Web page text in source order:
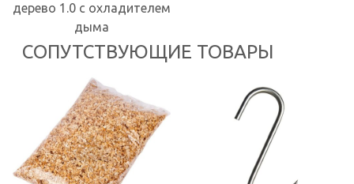
дерево 1.0 с охладителем
дыма
СОПУТСТВУЮЩИЕ ТОВАРЫ